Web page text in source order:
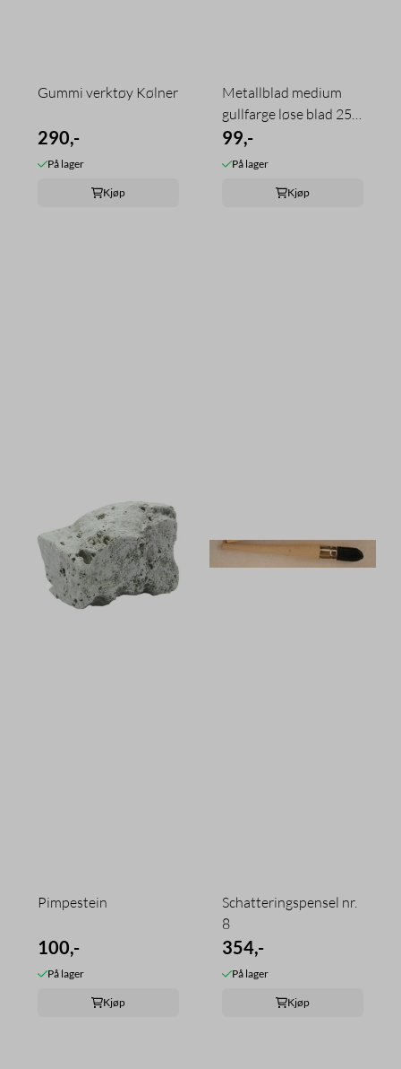
Gummi verktøy Kølner
290,-
På lager
Kjøp
Metallblad medium
gullfarge løse blad 25
ark
99,-
På lager
Kjøp
Pimpestein
100,-
På lager
Kjøp
Schatteringspensel nr.
8
354,-
På lager
Kjøp